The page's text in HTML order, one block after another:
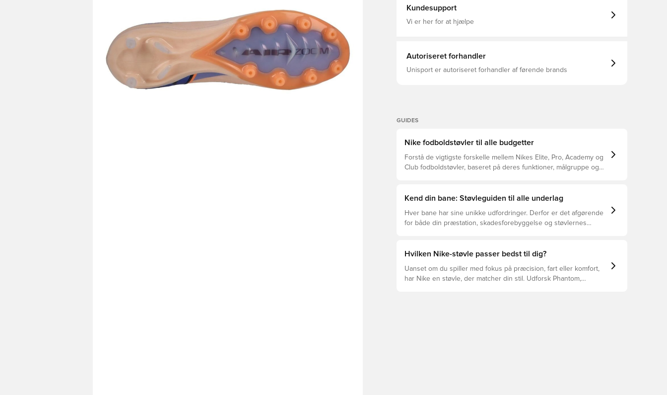
adaptivt snøresystem Dette er en AG-støvle specielt lavet til
kunstgræsbaner. Bemærk: Nike oplyser, at farven på ydersålen
kan aftage ved brug.
Kundesupport
Vi er her for at hjælpe
Autoriseret forhandler
Unisport er autoriseret forhandler af førende brands
GUIDES
Nike fodboldstøvler til alle budgetter
Forstå de vigtigste forskelle mellem Nikes Elite, Pro, Academy og
Club fodboldstøvler, baseret på deres funktioner, målgruppe og
Kend din bane: Støvleguiden til alle underlag
Hver bane har sine unikke udfordringer. Derfor er det afgørende
for både din præstation, skadesforebyggelse og støvlernes
forskellige typer underlag.
Hvilken Nike-støvle passer bedst til dig?
Uanset om du spiller med fokus på præcision, fart eller komfort,
har Nike en støvle, der matcher din stil. Udforsk Phantom,